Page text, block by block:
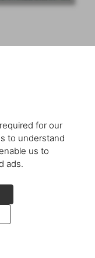
for our
to understand
us to
ads.